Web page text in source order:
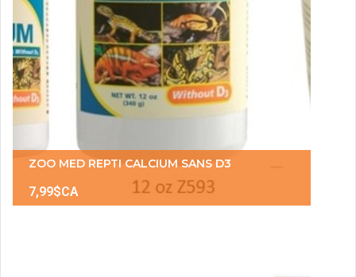
ZOO MED REPTI CALCIUM SANS D3
7,99$CA